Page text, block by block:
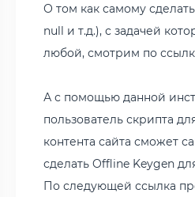
О том как самому сделать
null и т.д.), с задачей
любой, смотрим по
А с помощью данной
пользователь скрипта
контента сайта сможет
сделать Offline Keygen
По следующей ссылка